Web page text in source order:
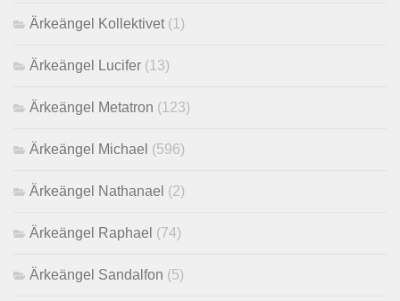
Ärkeängel Kollektivet (1)
Ärkeängel Lucifer (13)
Ärkeängel Metatron (123)
Ärkeängel Michael (596)
Ärkeängel Nathanael (2)
Ärkeängel Raphael (74)
Ärkeängel Sandalfon (5)